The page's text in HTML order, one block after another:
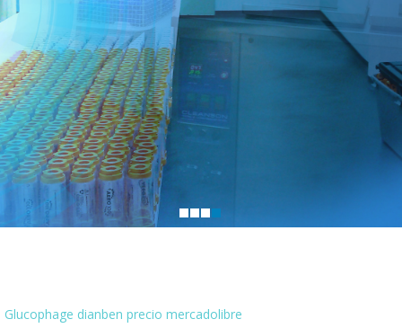
Glucophage dianben precio mercadolibre